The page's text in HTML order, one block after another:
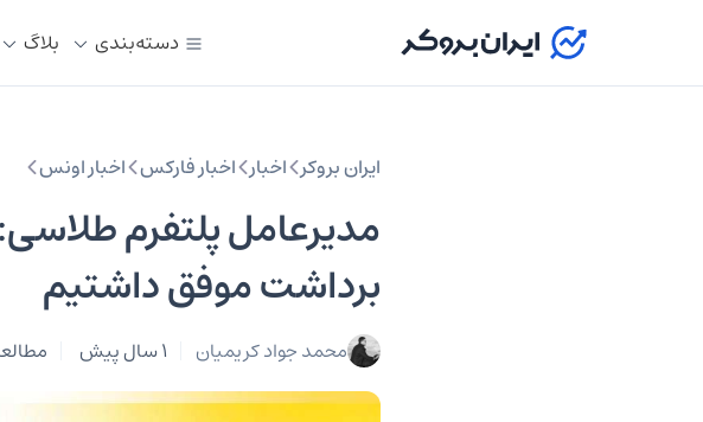
دسته‌بندی بلاگ
ایران بروکر اخبار اخبار فارکس اخبار اونس
برداشت موفق داشتیم
محمد جواد کریمیان 1 سال پیش مطالعه